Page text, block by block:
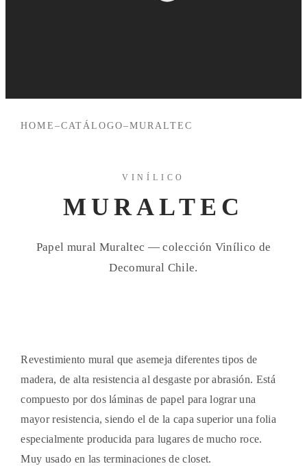
HOME –CATÁLOGO–MURALTEC
VINÍLICO
MURALTEC
Papel mural Muraltec — colección Vinílico de
Decomural Chile.
Revestimiento mural que asemeja diferentes tipos de
madera, de alta resistencia al desgaste por abrasión. Está
compuesto por dos láminas de papel para lograr una
mayor resistencia, siendo el de la capa superior una folia
especialmente producida para lugares de mucho roce.
Muy usado en las terminaciones de closet.